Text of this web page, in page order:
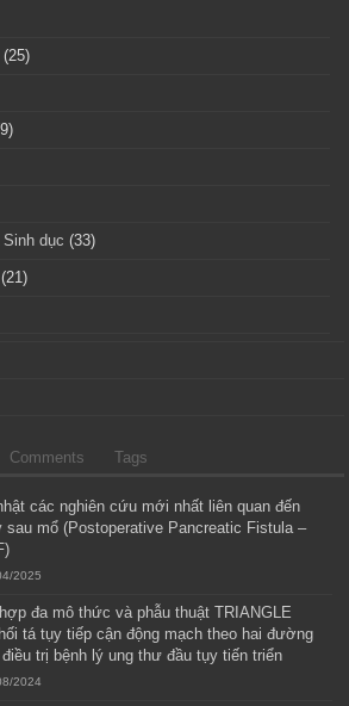
(25)
dục (33)
(21)
Comments Tags
các nghiên cứu mới nhất liên quan đến
sau mổ (Postoperative Pancreatic Fistula –
2025
đa mô thức và phẫu thuật TRIANGLE
tá tụy tiếp cận động mạch theo hai đường
điều trị bệnh lý ung thư đầu tụy tiến triển
2024